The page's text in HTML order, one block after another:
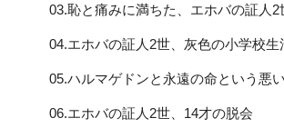
03.恥と痛みに満ちた、エホバの証人2
04.エホバの証人2世、灰色の小学校生
05.ハルマゲドンと永遠の命という悪
06.エホバの証人2世、14才の脱会